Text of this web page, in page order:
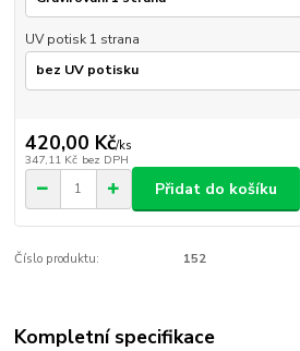
UV potisk 1 strana
420,00 Kč/ks
347,11 Kč bez DPH
Přidat do košíku
Číslo produktu: 152
Kompletní specifikace